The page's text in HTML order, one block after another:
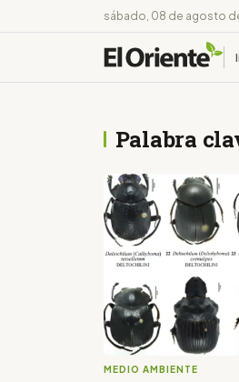
sábado, 08 de agosto
Palabra
MEDIO AMBIENTE